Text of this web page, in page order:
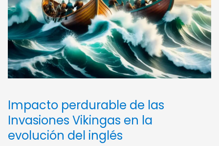
Impacto perdurable de las
Invasiones Vikingas en la
evolución del inglés